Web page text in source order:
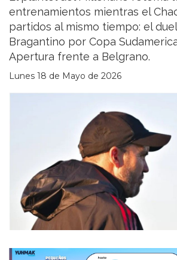
entrenamientos mientras el
partidos al mismo tiempo: el
Bragantino por Copa
Apertura frente a Belgrano.
Lunes 18 de Mayo de 2026